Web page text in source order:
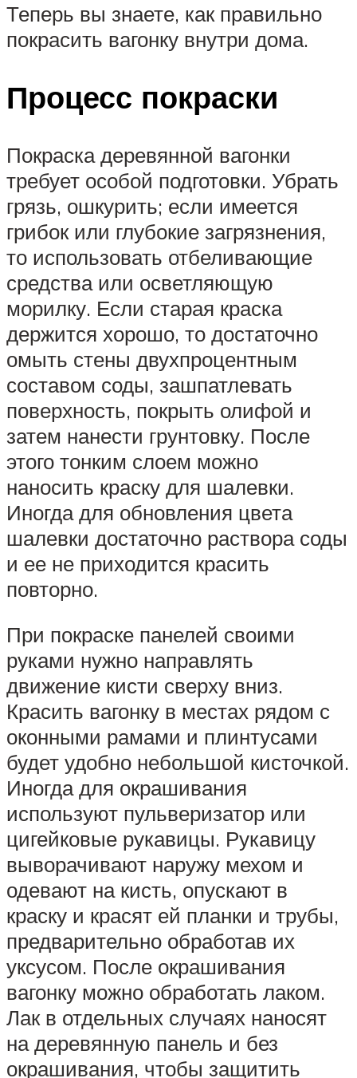
Теперь вы знаете, как правильно
покрасить вагонку внутри дома.
Процесс покраски
Покраска деревянной вагонки
требует особой подготовки. Убрать
грязь, ошкурить; если имеется
грибок или глубокие загрязнения,
то использовать отбеливающие
средства или осветляющую
морилку. Если старая краска
держится хорошо, то достаточно
омыть стены двухпроцентным
составом соды, зашпатлевать
поверхность, покрыть олифой и
затем нанести грунтовку. После
этого тонким слоем можно
наносить краску для шалевки.
Иногда для обновления цвета
шалевки достаточно раствора соды
и ее не приходится красить
повторно.
При покраске панелей своими
руками нужно направлять
движение кисти сверху вниз.
Красить вагонку в местах рядом с
оконными рамами и плинтусами
будет удобно небольшой кисточкой.
Иногда для окрашивания
используют пульверизатор или
цигейковые рукавицы. Рукавицу
выворачивают наружу мехом и
одевают на кисть, опускают в
краску и красят ей планки и трубы,
предварительно обработав их
уксусом. После окрашивания
вагонку можно обработать лаком.
Лак в отдельных случаях наносят
на деревянную панель и без
окрашивания, чтобы защитить